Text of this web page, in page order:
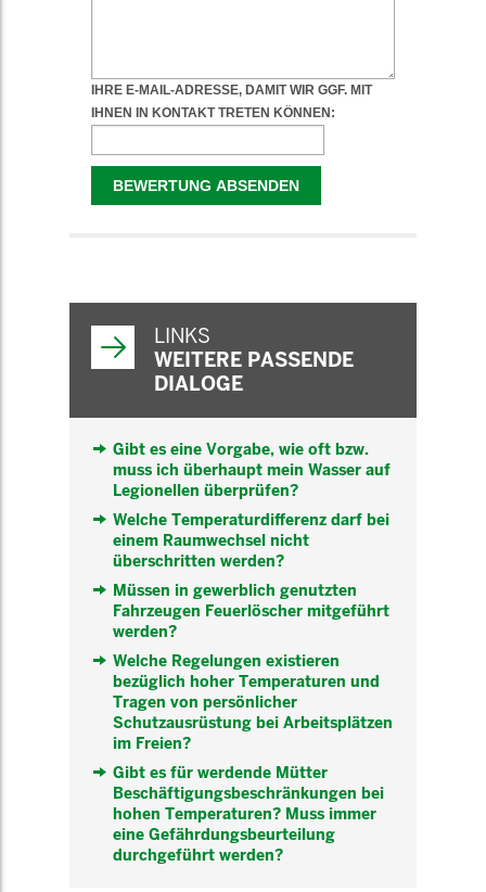
LINKS
WEITERE PASSENDE
DIALOGE
Gibt es eine Vorgabe, wie oft bzw.
muss ich überhaupt mein Wasser auf
Legionellen überprüfen?
Welche Temperaturdifferenz darf bei
einem Raumwechsel nicht
überschritten werden?
Müssen in gewerblich genutzten
Fahrzeugen Feuerlöscher mitgeführt
werden?
Welche Regelungen existieren
bezüglich hoher Temperaturen und
Tragen von persönlicher
Schutzausrüstung bei Arbeitsplätzen
im Freien?
Gibt es für werdende Mütter
Beschäftigungsbeschränkungen bei
hohen Temperaturen? Muss immer
eine Gefährdungsbeurteilung
durchgeführt werden?